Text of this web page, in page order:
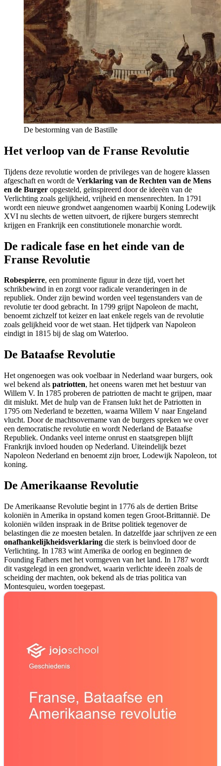
De bestorming van de Bastille
Het verloop van de Franse Revolutie
Tijdens deze revolutie worden de privileges van de hogere klassen
afgeschaft en wordt de Verklaring van de Rechten van de Mens
en de Burger opgesteld, geïnspireerd door de ideeën van de
Verlichting zoals gelijkheid, vrijheid en mensenrechten. In 1791
wordt een nieuwe grondwet aangenomen waarbij Koning Lodewijk
XVI nu slechts de wetten uitvoert, de rijkere burgers stemrecht
krijgen en Frankrijk een constitutionele monarchie wordt.
De radicale fase en het einde van de
Franse Revolutie
Robespierre, een prominente figuur in deze tijd, voert het
schrikbewind in en zorgt voor radicale veranderingen in de
republiek. Onder zijn bewind worden veel tegenstanders van de
revolutie ter dood gebracht. In 1799 grijpt Napoleon de macht,
benoemt zichzelf tot keizer en laat enkele regels van de revolutie
zoals gelijkheid voor de wet staan. Het tijdperk van Napoleon
eindigt in 1815 bij de slag om Waterloo.
De Bataafse Revolutie
Het ongenoegen was ook voelbaar in Nederland waar burgers, ook
wel bekend als patriotten, het oneens waren met het bestuur van
Willem V. In 1785 proberen de patriotten de macht te grijpen, maar
dit mislukt. Met de hulp van de Fransen lukt het de Patriotten in
1795 om Nederland te bezetten, waarna Willem V naar Engeland
vlucht. Door de machtsovername van de burgers spreken we over
een democratische revolutie en wordt Nederland de Bataafse
Republiek. Ondanks veel interne onrust en staatsgrepen blijft
Frankrijk invloed houden op Nederland. Uiteindelijk bezet
Napoleon Nederland en benoemt zijn broer, Lodewijk Napoleon, tot
koning.
De Amerikaanse Revolutie
De Amerikaanse Revolutie begint in 1776 als de dertien Britse
koloniën in Amerika in opstand komen tegen Groot-Brittannië. De
koloniën wilden inspraak in de Britse politiek tegenover de
belastingen die ze moesten betalen. In datzelfde jaar schrijven ze een
onafhankelijkheidsverklaring die sterk is beïnvloed door de
Verlichting. In 1783 wint Amerika de oorlog en beginnen de
Founding Fathers met het vormgeven van het land. In 1787 wordt
dit vastgelegd in een grondwet, waarin verlichte ideeën zoals de
scheiding der machten, ook bekend als de trias politica van
Montesquieu, worden toegepast.